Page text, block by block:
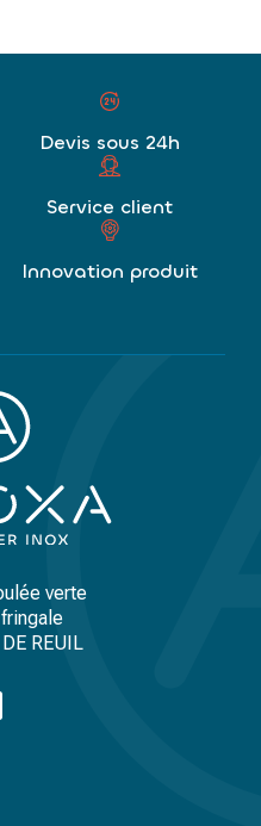
Devis sous 24h
Service client
Innovation produit
verte
REUIL